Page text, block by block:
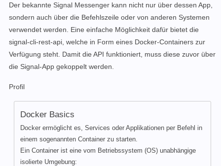
Der bekannte Signal Messenger kann nicht nur über dessen App,
sondern auch über die Befehlszeile oder von anderen Systemen
verwendet werden. Eine einfache Möglichkeit dafür bietet die
signal-cli-rest-api, welche in Form eines Docker-Containers zur
Verfügung steht. Damit die API funktioniert, muss diese zuvor über
die Signal-App gekoppelt werden.
Profil
Docker Basics
Docker ermöglicht es, Services oder Applikationen per Befehl in
einem sogenannten Container zu starten.
Ein Container ist eine vom Betriebssystem (OS) unabhängige
isolierte Umgebung: